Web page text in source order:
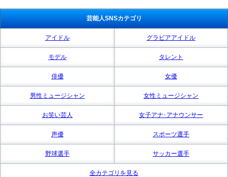
芸能人SNSカテゴリ
アイドル グラビアアイドル
モデル タレント
俳優 女優
男性ミュージシャン 女性ミュージシャン
お笑い芸人 女子アナ･アナウンサー
声優 スポーツ選手
野球選手 サッカー選手
全カテゴリを見る